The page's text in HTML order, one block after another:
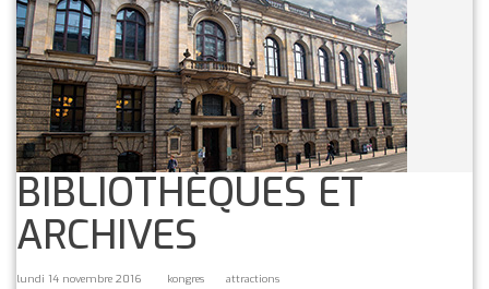
BIBLIOTHÈQUES ET
ARCHIVES
lundi 14 novembre 2016 kongres attractions